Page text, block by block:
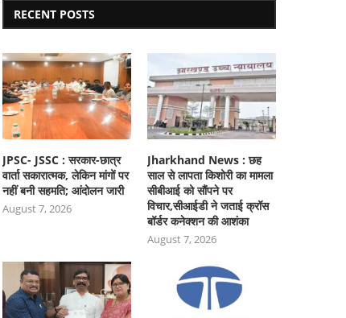
RECENT POSTS
JPSC- JSSC : सरकार-छात्र
वार्ता सकारात्मक, लेकिन मांगों पर
नहीं बनी सहमति; आंदोलन जारी
August 7, 2026
Jharkhand News : छह
साल से लापता किशोरी का मामला
सीबीआई को सौंपने पर
विचार,सीआईडी ने जताई क्रॉस
बॉर्डर कनेक्शन की आशंका
August 7, 2026